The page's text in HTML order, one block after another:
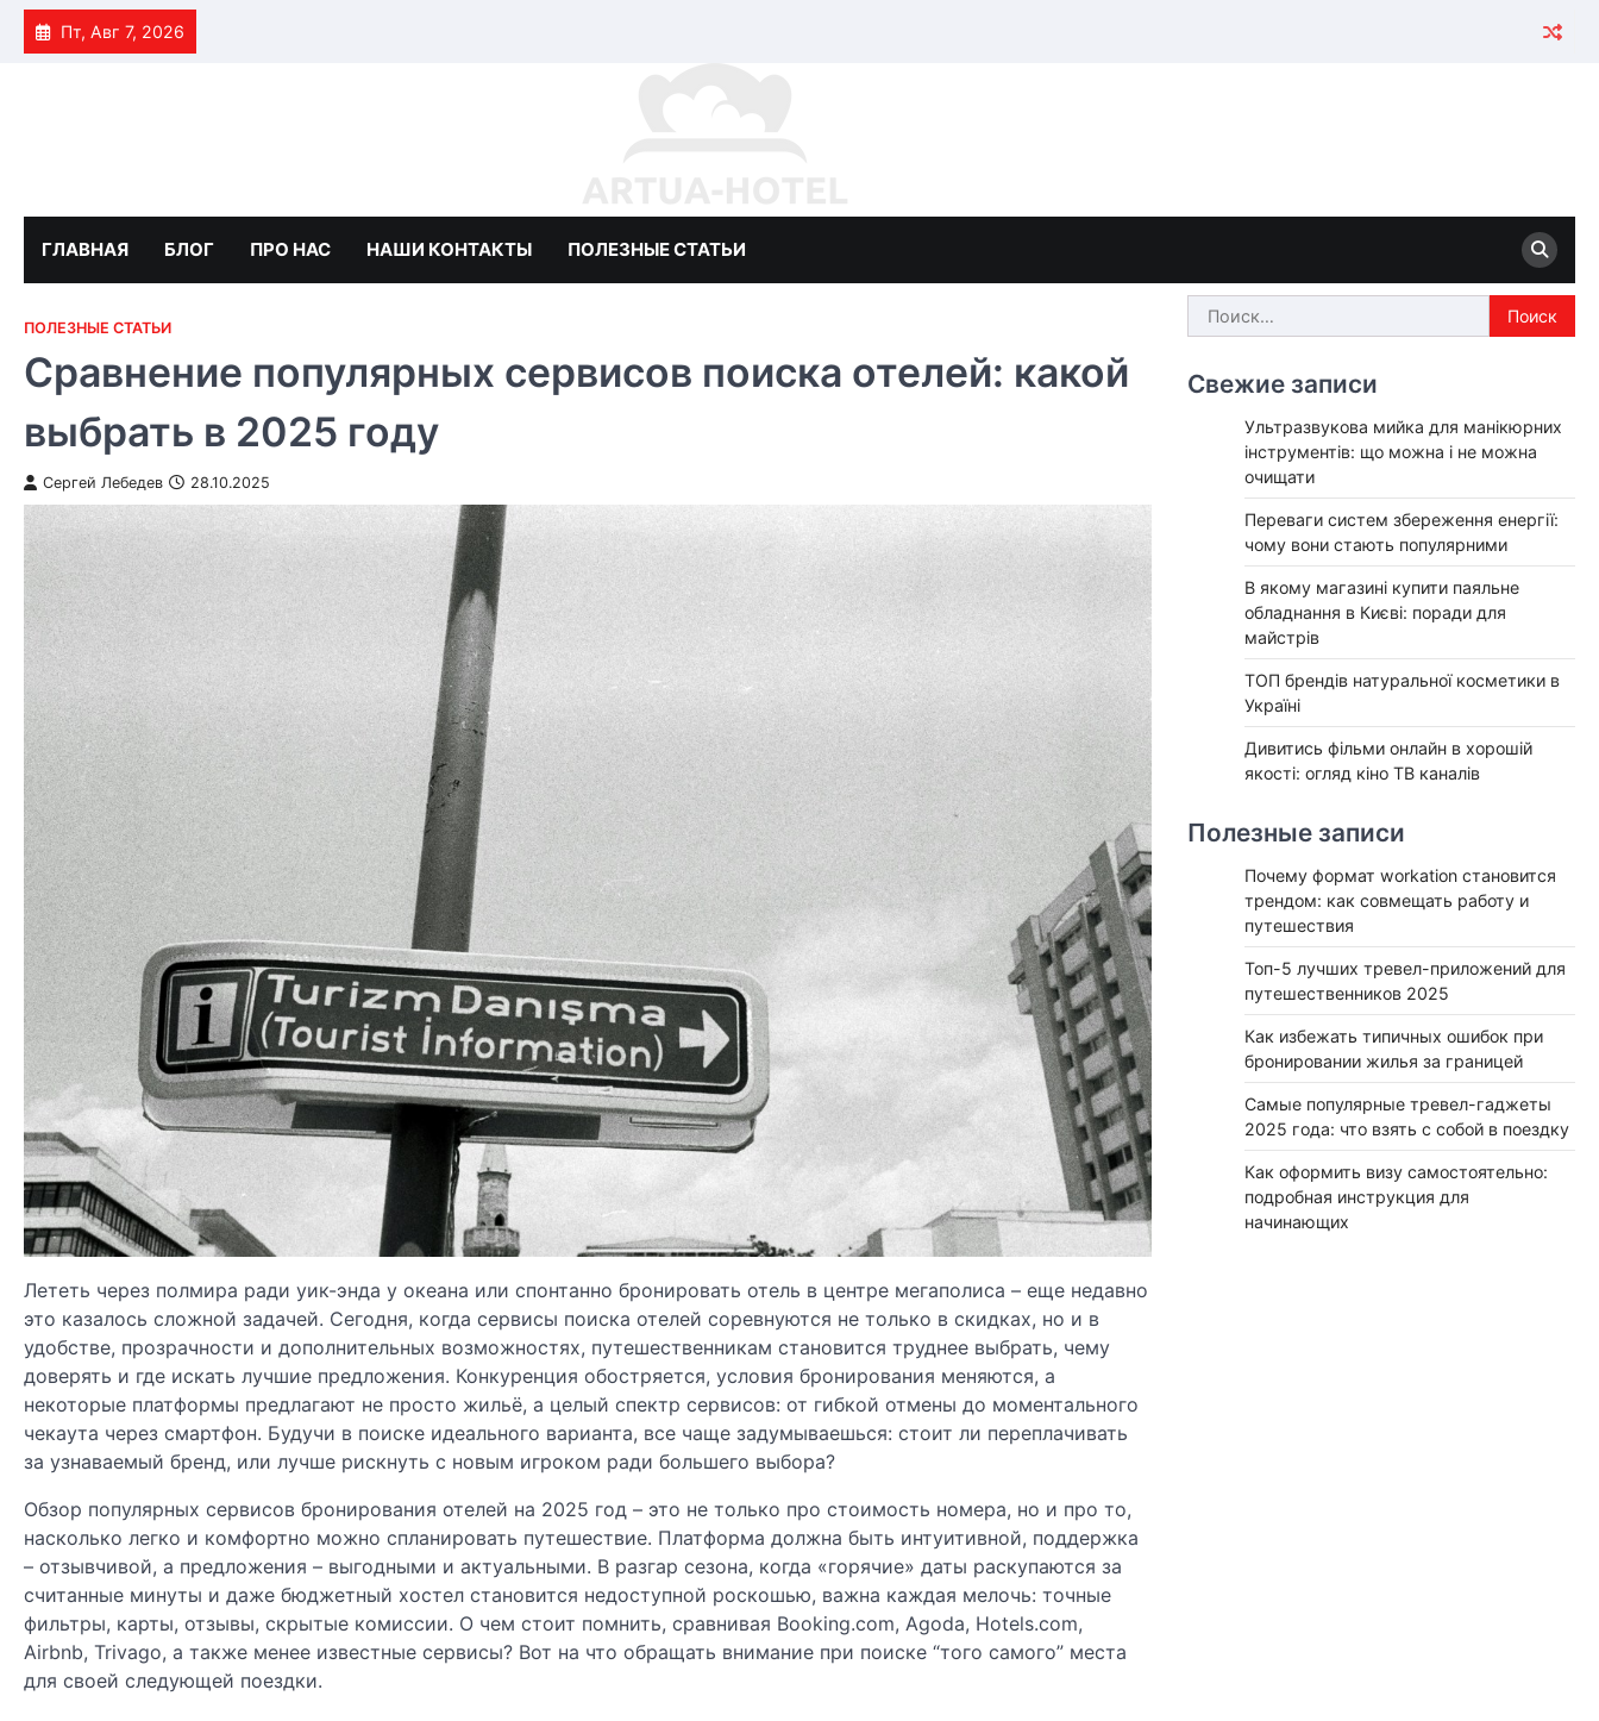
Skip
Пт, Авг 7, 2026
ГЛАВНАЯ БЛОГ ПРО НАС НАШИ КОНТАКТЫ ПОЛЕЗНЫЕ СТАТЬИ
ПОЛЕЗНЫЕ СТАТЬИ
Сравнение популярных сервисов поиска отелей: какой
выбрать в 2025 году
Сергей Лебедев 28.10.2025
Лететь через полмира ради уик-энда у океана или спонтанно бронировать отель в центре мегаполиса – еще недавно
это казалось сложной задачей. Сегодня, когда сервисы поиска отелей соревнуются не только в скидках, но и в
удобстве, прозрачности и дополнительных возможностях, путешественникам становится труднее выбрать, чему
доверять и где искать лучшие предложения. Конкуренция обостряется, условия бронирования меняются, а
некоторые платформы предлагают не просто жильё, а целый спектр сервисов: от гибкой отмены до моментального
чекаута через смартфон. Будучи в поиске идеального варианта, все чаще задумываешься: стоит ли переплачивать
за узнаваемый бренд, или лучше рискнуть с новым игроком ради большего выбора?
Обзор популярных сервисов бронирования отелей на 2025 год – это не только про стоимость номера, но и про то,
насколько легко и комфортно можно спланировать путешествие. Платформа должна быть интуитивной, поддержка
– отзывчивой, а предложения – выгодными и актуальными. В разгар сезона, когда «горячие» даты раскупаются за
считанные минуты и даже бюджетный хостел становится недоступной роскошью, важна каждая мелочь: точные
фильтры, карты, отзывы, скрытые комиссии. О чем стоит помнить, сравнивая Booking.com, Agoda, Hotels.com,
Airbnb, Trivago, а также менее известные сервисы? Вот на что обращать внимание при поиске “того самого” места
для своей следующей поездки.
Найти:
Свежие записи
Ультразвукова мийка для манікюрних
інструментів: що можна і не можна
очищати
Переваги систем збереження енергії:
чому вони стають популярними
В якому магазині купити паяльне
обладнання в Києві: поради для
майстрів
ТОП брендів натуральної косметики в
Україні
Дивитись фільми онлайн в хорошій
якості: огляд кіно ТВ каналів
Полезные записи
Почему формат workation становится
трендом: как совмещать работу и
путешествия
Топ-5 лучших тревел-приложений для
путешественников 2025
Как избежать типичных ошибок при
бронировании жилья за границей
Самые популярные тревел-гаджеты
2025 года: что взять с собой в поездку
Как оформить визу самостоятельно:
подробная инструкция для
начинающих